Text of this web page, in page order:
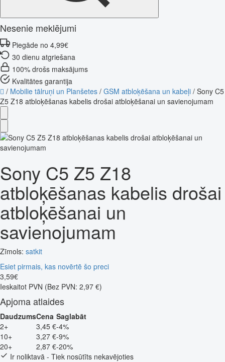
Nesenie meklējumi
Piegāde no 4,99€
30 dienu atgriešana
100% drošs maksājums
Kvalitātes garantija
/ Mobilie tālruņi un Planšetes / GSM atbloķēšana un kabeļi / Sony C5
Z5 Z18 atbloķēšanas kabelis drošai atbloķēšanai un savienojumam
Sony C5 Z5 Z18
atbloķēšanas kabelis drošai
atbloķēšanai un
savienojumam
Zīmols: satkit
Esiet pirmais, kas novērtē šo preci
3,59€
Ieskaitot PVN (Bez PVN: 2,97 €)
Apjoma atlaides
DaudzumsCena Saglabāt
2+
3,45 €-4%
10+
3,27 €-9%
20+
2,87 €-20%
Ir noliktavā - Tiek nosūtīts nekavējoties